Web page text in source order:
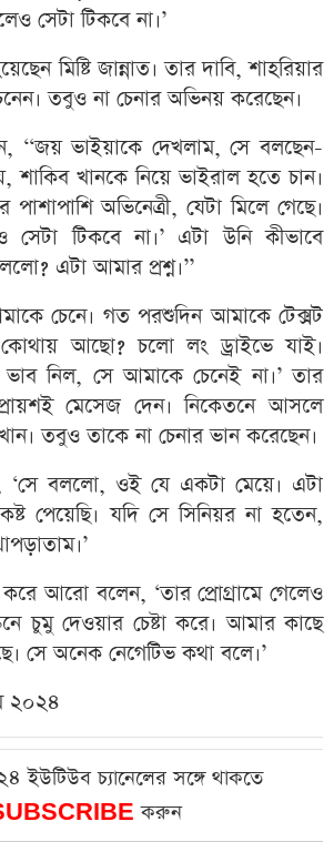
সেটা টিকবে না।’
মিষ্টি জান্নাত। তার দাবি, শাহরিয়ার
তবুও না চেনার অভিনয় করেছেন।
‘‘জয় ভাইয়াকে দেখলাম, সে বলছেন-
শাকিব খানকে নিয়ে ভাইরাল হতে চান।
অভিনেত্রী, যেটা মিলে গেছে।
সেটা টিকবে না।’ এটা উনি কীভাবে
এটা আমার প্রশ্ন।’’
চেনে। গত পরশুদিন আমাকে টেক্সট
কোথায় আছো? চলো লং ড্রাইভে যাই।
নিল, সে আমাকে চেনেই না।’ তার
মেসেজ দেন। নিকেতনে আসলে
তবুও তাকে না চেনার ভান করেছেন।
‘সে বললো, ওই যে একটা মেয়ে। এটা
পেয়েছি। যদি সে সিনিয়র না হতেন,
আরো বলেন, ‘তার প্রোগ্রামে গেলেও
চুমু দেওয়ার চেষ্টা করে। আমার কাছে
সে অনেক নেগেটিভ কথা বলে।’
২০২৪
ইউটিউব চ্যানেলের সঙ্গে থাকতে
করুন